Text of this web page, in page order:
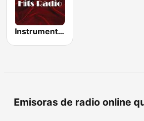
Instrumental Hits Radio
Emisoras de radio online